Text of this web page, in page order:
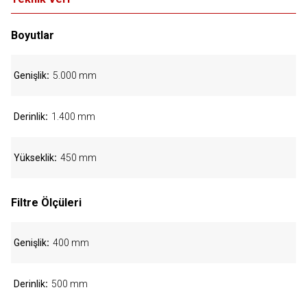
Boyutlar
Genişlik 5.000 mm
Derinlik 1.400 mm
Yükseklik 450 mm
Filtre Ölçüleri
Genişlik 400 mm
Derinlik 500 mm